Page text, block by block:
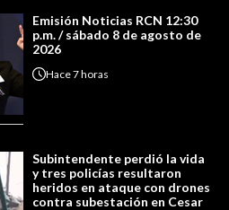
Emisión Noticias RCN 12:30
p.m. / sábado 8 de agosto de
2026
Hace7 horas
Subintendente perdió la vida
y tres policías resultaron
heridos en ataque con drones
contra subestación en Cesar